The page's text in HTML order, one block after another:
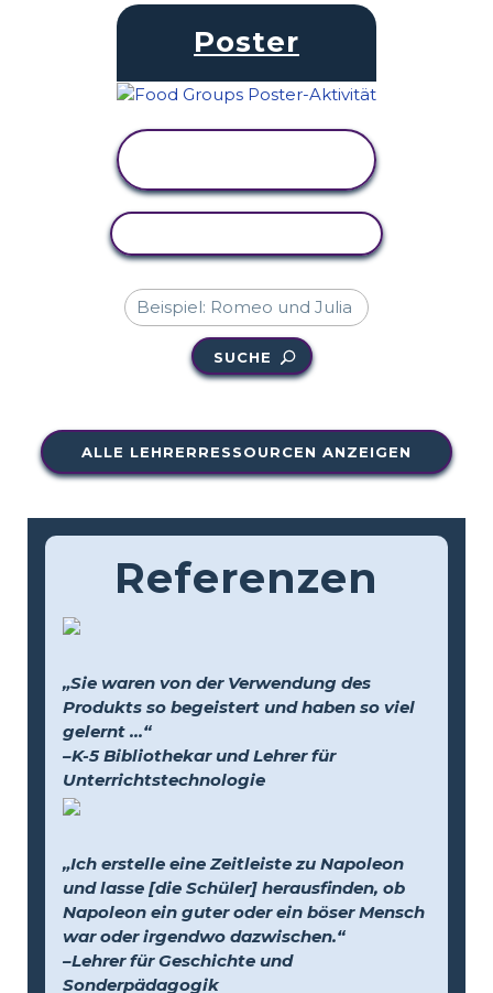
Poster
SUCHE
ALLE LEHRERRESSOURCEN ANZEIGEN
Referenzen
„Sie waren von der Verwendung des
Produkts so begeistert und haben so viel
gelernt …“
–K-5 Bibliothekar und Lehrer für
Unterrichtstechnologie
„Ich erstelle eine Zeitleiste zu Napoleon
und lasse [die Schüler] herausfinden, ob
Napoleon ein guter oder ein böser Mensch
war oder irgendwo dazwischen.“
–Lehrer für Geschichte und
Sonderpädagogik